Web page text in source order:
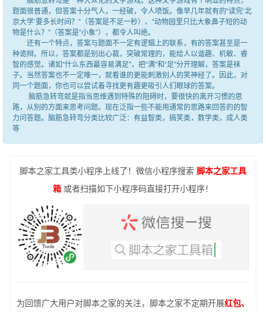
题面很普通，但答案十分气人，一经破，令人喷饭。像早几年就有的“读完‘北
京大学’要多长时间？”（答案是不足一秒）、“动物园里只比大象鼻子短的动
物是什么？”（答案是“小象”），都令人叫绝。
还有一个特点，答案与题面不一定有逻辑上的联系，有的答案甚至是一
种诡辩。所以，答案都是别出心裁，突破常理的，能给人以谐趣、机敏、睿
智的感觉。诸如“什么东西最容易满足”，把“满”和“足”分开理解，答案是袜
子。当然答案也不一定唯一，就看谁的更能刺激别人的笑神经了。因此，对
同一个题面，你也可以尝试着寻找更有趣更吸引人们眼球的答案。
脑筋急转弯就是指当思维遇到特殊的阻碍时，要很快的离开习惯的思
路，从别的方面来思考问题。现在泛指一些不能用通常的思路来回答的的智
力问答题。脑筋急转弯分类比较广泛：有益智类，搞笑类，数学类，成人类
等
脚本之家工具类小程序上线了！微信小程序搜索 脚本之家工具
箱 或者扫描如下小程序码直接打开小程序！
为回馈广大用户对脚本之家的关注，脚本之家不定期开展红包、